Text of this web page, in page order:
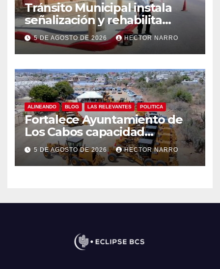
Tránsito Municipal instala
señalización y rehabilita
cruces peatonales en Los
Cabos
5 DE AGOSTO DE 2026 HECTOR NARRO
ALINEANDO BLOG LAS RELEVANTES POLITICA
Fortalece Ayuntamiento de
Los Cabos capacidad
operativa de Servicios
Públicos con recursos del
FISAM
5 DE AGOSTO DE 2026 HECTOR NARRO